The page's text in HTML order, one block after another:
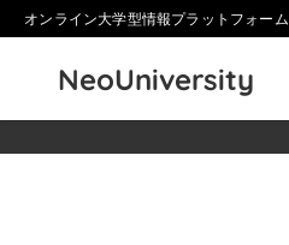
オンライン大学型情報プラットフォーム
NeoUniversity